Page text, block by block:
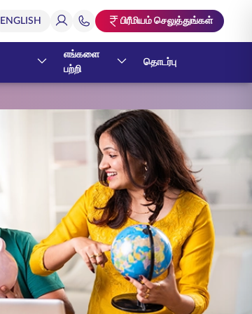
பிரீமியம் செலுத்துங்கள்
எங்களை
பற்றி
தொடர்பு